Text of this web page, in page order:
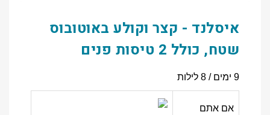
איסלנד - קצר וקולע באוטובוס
שטח, כולל 2 טיסות פנים
9 ימים / 8 לילות
אם אתם